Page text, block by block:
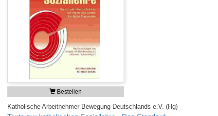
Bestellen
Katholische Arbeitnehmer-Bewegung Deutschlands e.V. (Hg)